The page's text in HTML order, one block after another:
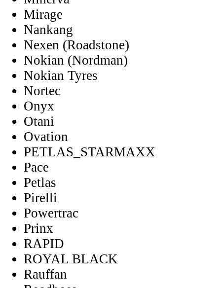
Mirage
Nankang
Nexen (Roadstone)
Nokian (Nordman)
Nokian Tyres
Nortec
Onyx
Otani
Ovation
PETLAS_STARMAXX
Pace
Petlas
Pirelli
Powertrac
Prinx
RAPID
ROYAL BLACK
Rauffan